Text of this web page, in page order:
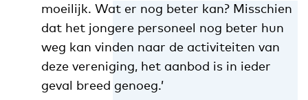
moeilijk. Wat er nog beter kan? Misschien
dat het jongere personeel nog beter hun
weg kan vinden naar de activiteiten van
deze vereniging, het aanbod is in ieder
geval breed genoeg.’